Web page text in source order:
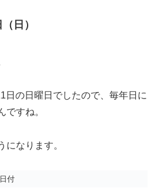
日）
日の日曜日でしたので、毎年日に
ですね。
になります。
日付